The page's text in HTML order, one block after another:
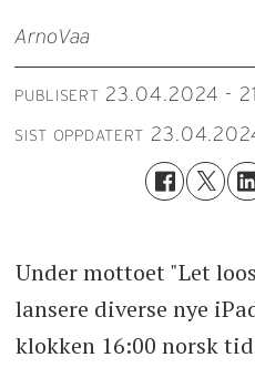
ArnoVaa
PUBLISERT 23.04.2024 -
SIST OPPDATERT
Under mottoet "Let
lansere diverse nye
klokken 16:00 norsk